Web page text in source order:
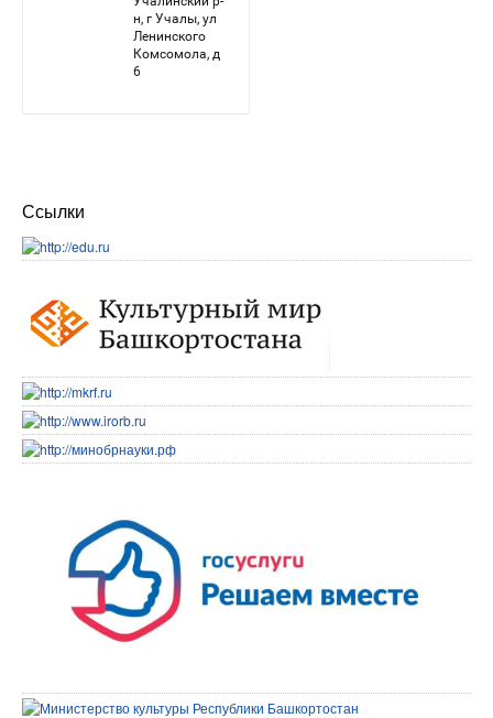
Ссылки